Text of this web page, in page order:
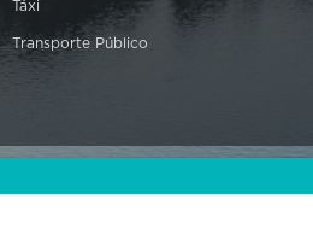
Táxi
Transporte Público